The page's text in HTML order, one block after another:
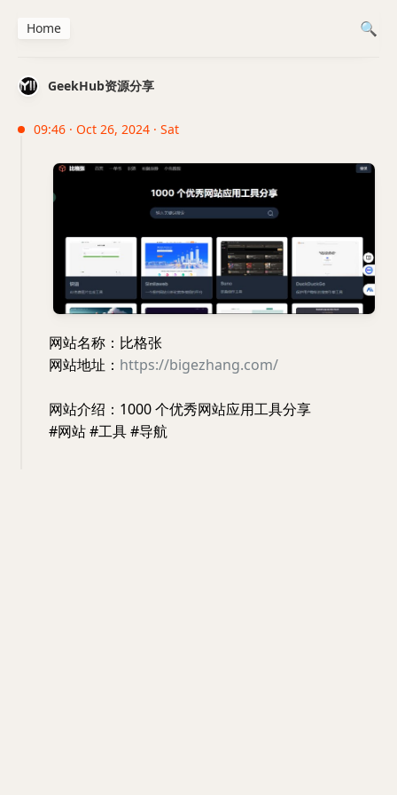
GeekHub资源分享
09:46 · Oct 26, 2024 · Sat
网站名称：比格张
网站地址： https://bigezhang.com/
网站介绍：1000 个优秀网站应用工具分享
#网站 #工具 #导航
Home